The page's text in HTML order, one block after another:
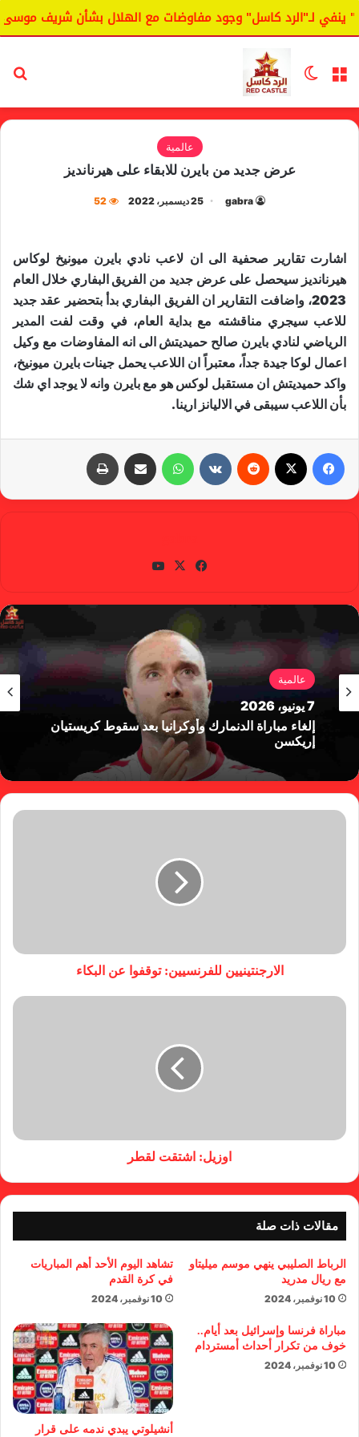
ينفي لـ"الرد كاسل" وجود مفاوضات مع الهلال بشأن شريف موسى.
القائمة الوضع المظلم
عالمية
عرض جديد من بايرن للابقاء على هيرنانديز
gabra 25 ديسمبر، 2022 52
اشارت تقارير صحفية الى ان لاعب نادي ​بايرن ميونيخ​ لوكاس
هيرنانديز سيحصل على عرض جديد من الفريق البفاري خلال العام
2023، واضافت التقارير ان الفريق البفاري بدأ بتحضير عقد جديد
للاعب سيجري مناقشته مع بداية العام، في وقت لفت المدير
الرياضي لنادي بايرن صالح حميديتش الى انه المفاوضات مع وكيل
اعمال لوكا جيدة جداً، معتبراً ان اللاعب يحمل جينات بايرن ميونيخ،
واكد حميديتش ان مستقبل لوكس هو مع بايرن وانه لا يوجد اي شك
بأن اللاعب سيبقى في الاليانز ارينا.
واتساب
في
وك
X
عالمية
7 يونيو، 2026
إلغاء مباراة الدنمارك وأوكرانيا بعد سقوط كريستيان
إريكسن
الارجنتينيين للفرنسيين: توقفوا عن البكاء
اوزيل: اشتقت لقطر
مقالات ذات صلة
الرباط الصليبي ينهي موسم ميليتاو
مع ريال مدريد
10 نوفمبر، 2024
تشاهد اليوم الأحد أهم المباريات
في كرة القدم
10 نوفمبر، 2024
مباراة فرنسا وإسرائيل بعد أيام..
خوف من تكرار أحداث أمستردام
10 نوفمبر، 2024
أنشيلوتي يبدي ندمه على قرار